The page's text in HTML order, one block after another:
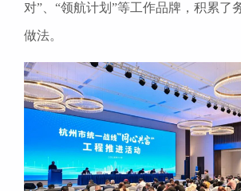
对”、“领航计划”等工作品牌，积累了
做法。